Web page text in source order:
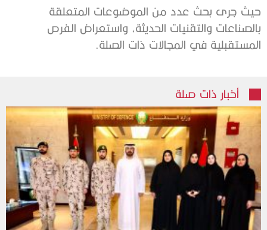
حيث جرى بحث عدد من الموضوعات المتعلقة
بالصناعات والتقنيات الحديثة، واستعراض الفرص
المستقبلية في المجالات ذات الصلة.
أخبار ذات صلة